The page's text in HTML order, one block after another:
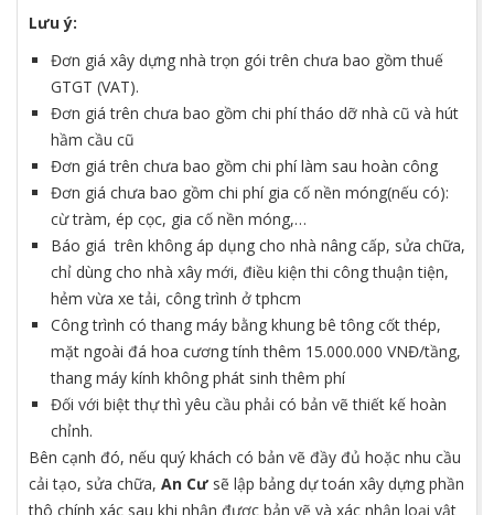
Lưu ý:
Đơn giá xây dựng nhà trọn gói trên chưa bao gồm thuế
GTGT (VAT).
Đơn giá trên chưa bao gồm chi phí tháo dỡ nhà cũ và hút
hầm cầu cũ
Đơn giá trên chưa bao gồm chi phí làm sau hoàn công
Đơn giá chưa bao gồm chi phí gia cố nền móng(nếu có):
cừ tràm, ép cọc, gia cố nền móng,…
Báo giá trên không áp dụng cho nhà nâng cấp, sửa chữa,
chỉ dùng cho nhà xây mới, điều kiện thi công thuận tiện,
hẻm vừa xe tải, công trình ở tphcm
Công trình có thang máy bằng khung bê tông cốt thép,
mặt ngoài đá hoa cương tính thêm 15.000.000 VNĐ/tầng,
thang máy kính không phát sinh thêm phí
Đối với biệt thự thì yêu cầu phải có bản vẽ thiết kế hoàn
chỉnh.
Bên cạnh đó, nếu quý khách có bản vẽ đầy đủ hoặc nhu cầu
cải tạo, sửa chữa, An Cư sẽ lập bảng dự toán xây dựng phần
thô chính xác sau khi nhận được bản vẽ và xác nhận loại vật